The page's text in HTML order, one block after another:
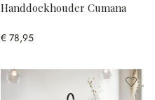
Handdoekhouder Cumana
€ 78,95